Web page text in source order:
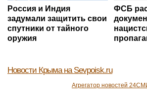
Россия и Индия
задумали защитить свои
спутники от тайного
оружия
ФСБ
Новости Крыма на Sevpoisk.ru
Агрегатор новостей